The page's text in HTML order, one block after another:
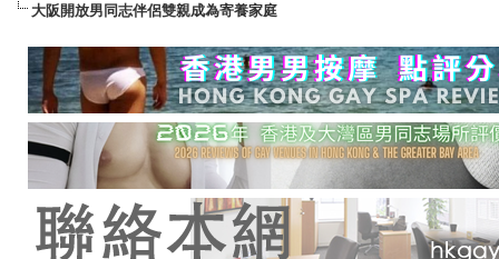
大阪開放男同志伴侶雙親成為寄養家庭